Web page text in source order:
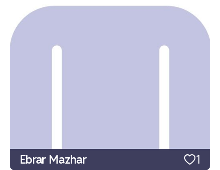
1
Ebrar Mazhar